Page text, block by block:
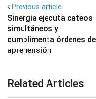
Previous article
Sinergia ejecuta cateos
simultáneos y
cumplimenta órdenes de
aprehensión
Related Articles